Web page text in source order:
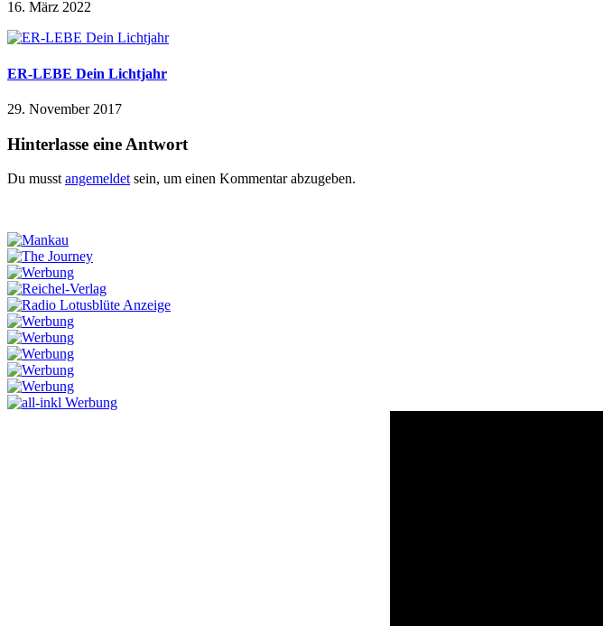
16. März 2022
ER-LEBE Dein Lichtjahr
29. November 2017
Hinterlasse eine Antwort
Du musst angemeldet sein, um einen Kommentar abzugeben.